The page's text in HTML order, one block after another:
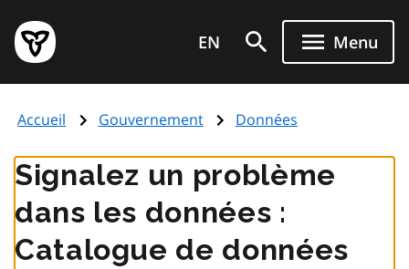
au
contenu
principal
Page
d'accueil
de
EN Menu
Accueil Gouvernement Données
Signalez un problème
dans les données :
Catalogue de données